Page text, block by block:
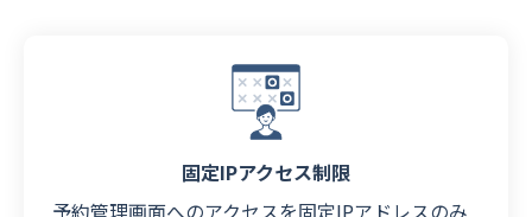
固定IPアクセス制限
予約管理画面へのアクセスを固定IPアドレスのみ